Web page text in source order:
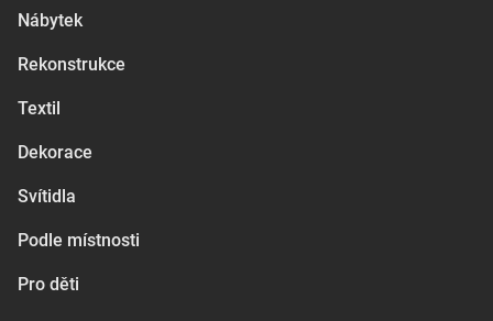
Nábytek
Rekonstrukce
Textil
Dekorace
Svítidla
Podle místnosti
Pro děti